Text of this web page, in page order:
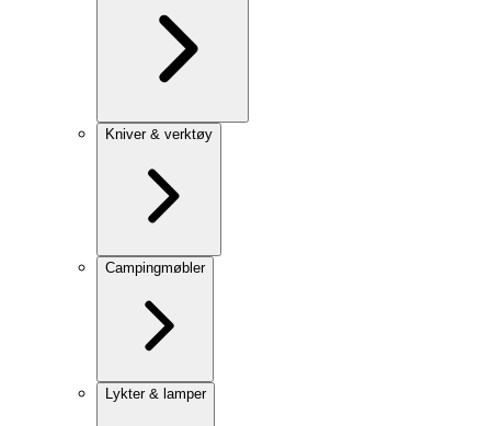
Kniver & verktøy
Campingmøbler
Lykter & lamper